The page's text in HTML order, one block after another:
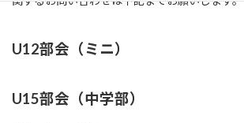
U12部会（ミニ）
U15部会（中学部）
一般試合予定・結果